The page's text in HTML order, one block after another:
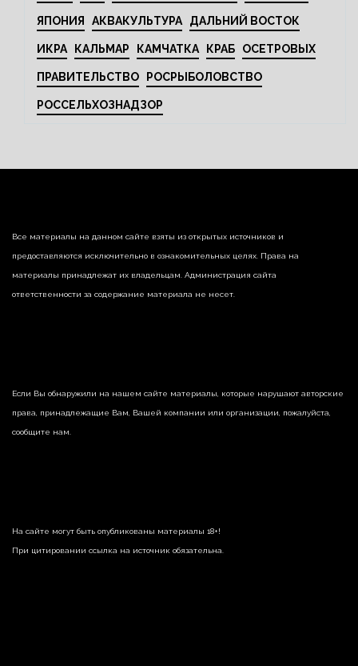
ЯПОНИЯ АКВАКУЛЬТУРА ДАЛЬНИЙ ВОСТОК
ИКРА КАЛЬМАР КАМЧАТКА КРАБ ОСЕТРОВЫХ
ПРАВИТЕЛЬСТВО РОСРЫБОЛОВСТВО
РОССЕЛЬХОЗНАДЗОР
Все материалы на данном сайте взяты из открытых источников и
предоставляются исключительно в ознакомительных целях. Права на
материалы принадлежат их владельцам. Администрация сайта
ответственности за содержание материала не несет.
Если Вы обнаружили на нашем сайте материалы, которые нарушают авторские
права, принадлежащие Вам, Вашей компании или организации, пожалуйста,
сообщите нам.
На сайте могут быть опубликованы материалы 18+!
При цитировании ссылка на источник обязательна.